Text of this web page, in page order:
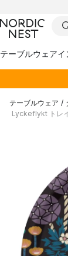
テーブルウェアイ
テーブルウェア /
Lyckeflykt トレ